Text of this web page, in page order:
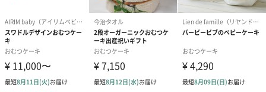
のしカード
商品の形質上、のしを直接添付できない商品にのし風のカードを
※のし下はご記入いただけません。
※カードのデザインは一部変更する場合があります。